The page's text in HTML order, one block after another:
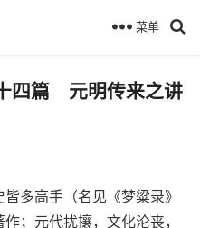
菜单
四篇 元明传来之讲
高手（名见《梦粱录》
；元代扰攘，文化沦丧，